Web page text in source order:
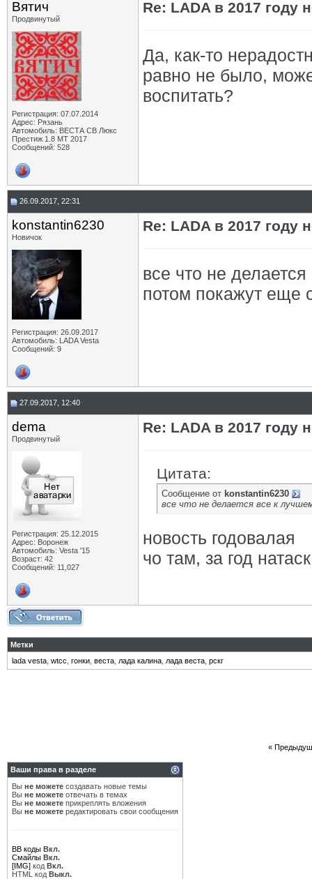
Вятич
Продвинутый
Регистрация: 07.07.2014
Адрес: Рязань
Автомобиль: ВЕСТА СВ Люкс
Престиж 1.8 МТ 2017
Сообщений: 528
Re: LADA в 2017 году
Да, как-то
равно не было,
воспитать?
26.09.2017, 22:31
konstantin6230
Новичок
Регистрация: 26.09.2017
Автомобиль: LADA Vesta
Сообщений: 9
Re: LADA в 2017 году
все что не
потом покажут еще
27.09.2017, 12:40
dema
Продвинутый
Регистрация: 25.12.2015
Адрес: Воронеж
Автомобиль: Vesta '15
Возраст: 42
Сообщений: 11,027
Re: LADA в 2017 году
Цитата:
Сообщение от konstantin6230
все что не делается все к
новость годовалая
чо там, за год
Метки
lada vesta wtcc гонки веста лада калина лада веста рскг
«
Ваши права в разделе
Вы не можете создавать новые темы
Вы не можете отвечать в темах
Вы не можете прикреплять вложения
Вы не можете редактировать свои сообщения
BB коды Вкл.
Смайлы Вкл.
[IMG] код Вкл.
HTML код Выкл.